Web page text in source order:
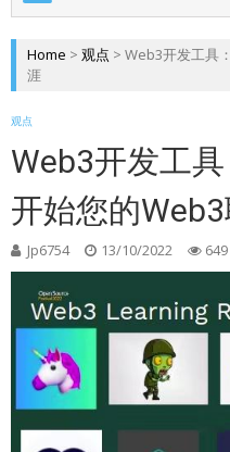
Home > 观点 > Web3开发工具
涯
观点
Web3开发工
开始您的
Jp6754 13/10/2022 649